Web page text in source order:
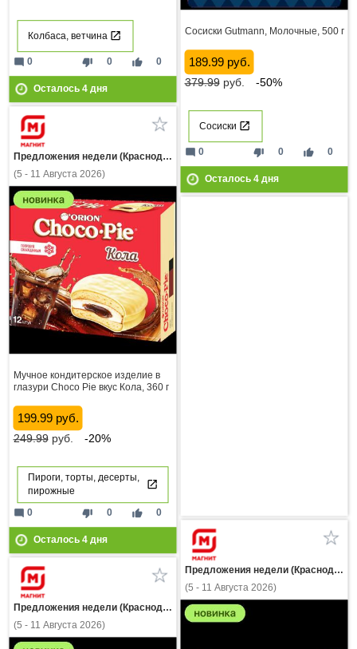
Колбаса, ветчина
thumb_down 0 thumb_up 0
mode_comment 0
Осталось 4дня
Сосиски Gutmann, Молочные, 500 г
189.99 руб.
379.99руб. -50%
Сосиски
thumb_down 0 thumb_up 0
mode_comment 0
Осталось 4дня
Предложения недели (Краснодарский край)
(5 - 11 Августа 2026)
Мучное кондитерское изделие в
глазури Choco Pie вкус Кола, 360 г
199.99 руб.
249.99руб. -20%
Пироги, торты, десерты,
пирожные
thumb_down 0 thumb_up 0
mode_comment 0
Осталось 4дня
Предложения недели (Краснодарский край)
(5 - 11 Августа 2026)
Предложения недели (Краснодарский край)
(5 - 11 Августа 2026)